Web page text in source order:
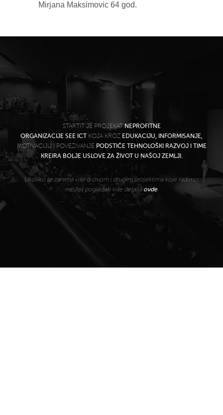
Mirjana Maksimovic 64 god.
STARTIT JE PROJEKAT NEPROFITNE
ORGANIZACIJE SEE ICTKOJA KROZ EDUKACIJU, INFORMISANJE,
MOTIVACIJU I POVEZIVANJE PODSTIČE TEHNOLOŠKI RAZVOJ I TIME
KREIRA BOLJE USLOVE ZA ŽIVOT U NAŠOJ ZEMLJI.
Ukoliko te zanima više o ovom i drugim projektima koje radimo,
možeš pogledati više detalja ovde.